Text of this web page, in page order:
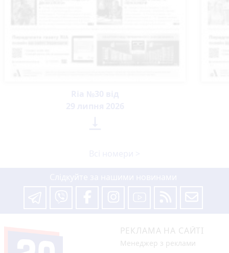
РЕКЛАМА НА САЙТІ
Менеджер з реклами